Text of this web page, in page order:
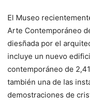
El Museo
Arte Contemporáneo
diesñada por el
incluye un nuevo
contemporáneo de
también una de las
demostraciones de